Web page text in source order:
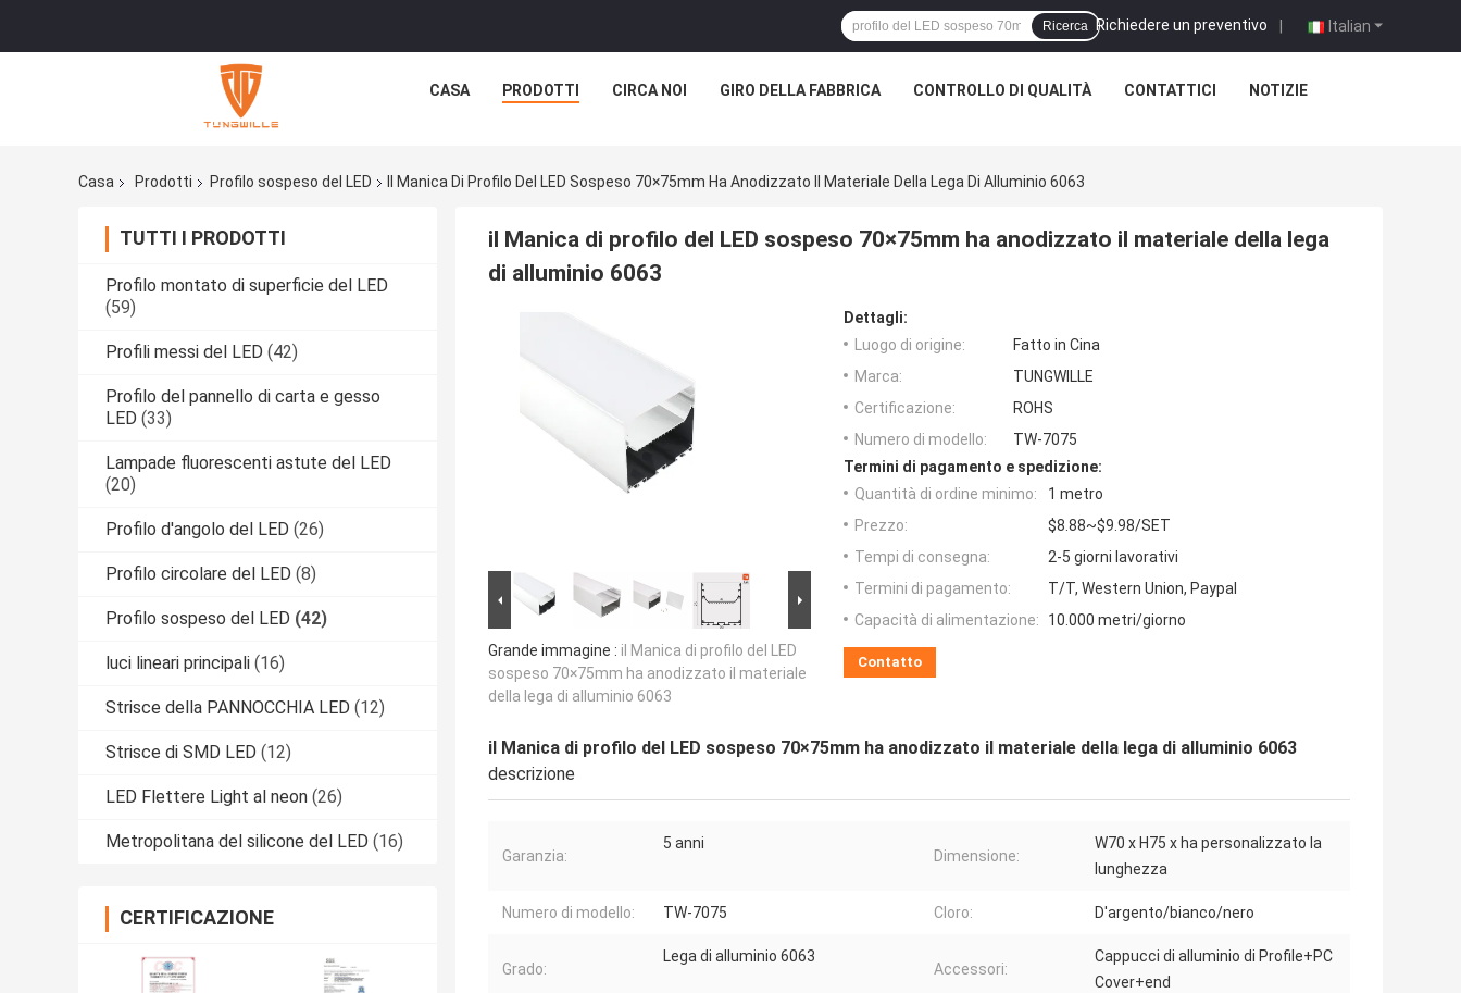
Italian
Richiedere un preventivo |
Ricerca
CASA PRODOTTI CIRCA NOI GIRO DELLA FABBRICA CONTROLLO DI QUALITÀ CONTATTICI NOTIZIE
Casa Prodotti Profilo sospeso del LED Il Manica Di Profilo Del LED Sospeso 70×75mm Ha Anodizzato Il Materiale Della Lega Di Alluminio 6063
TUTTI I PRODOTTI
Profilo montato di superficie del LED
(59)
Profili messi del LED (42)
Profilo del pannello di carta e gesso
LED (33)
Lampade fluorescenti astute del LED
(20)
Profilo d'angolo del LED (26)
Profilo circolare del LED (8)
Profilo sospeso del LED (42)
luci lineari principali (16)
Strisce della PANNOCCHIA LED (12)
Strisce di SMD LED (12)
LED Flettere Light al neon (26)
Metropolitana del silicone del LED (16)
CERTIFICAZIONE
il Manica di profilo del LED sospeso 70×75mm ha anodizzato il materiale della lega
di alluminio 6063
Grande immagine : il Manica di profilo del LED
sospeso 70×75mm ha anodizzato il materiale
della lega di alluminio 6063
Dettagli:
Luogo di origine:
Fatto in Cina
Marca:
TUNGWILLE
Certificazione:
ROHS
Numero di modello:
TW-7075
Termini di pagamento e spedizione:
Quantità di ordine minimo:
1 metro
Prezzo:
$8.88~$9.98/SET
Tempi di consegna:
2-5 giorni lavorativi
Termini di pagamento:
T/T, Western Union, Paypal
Capacità di alimentazione:
10.000 metri/giorno
Contatto
il Manica di profilo del LED sospeso 70×75mm ha anodizzato il materiale della lega di alluminio 6063
descrizione
Garanzia:
5 anni
Dimensione:
W70 x H75 x ha personalizzato la
lunghezza
Numero di modello: TW-7075 Cloro: D'argento/bianco/nero
Grado:
Lega di alluminio 6063
Accessori:
Cappucci di alluminio di Profile+PC
Cover+end